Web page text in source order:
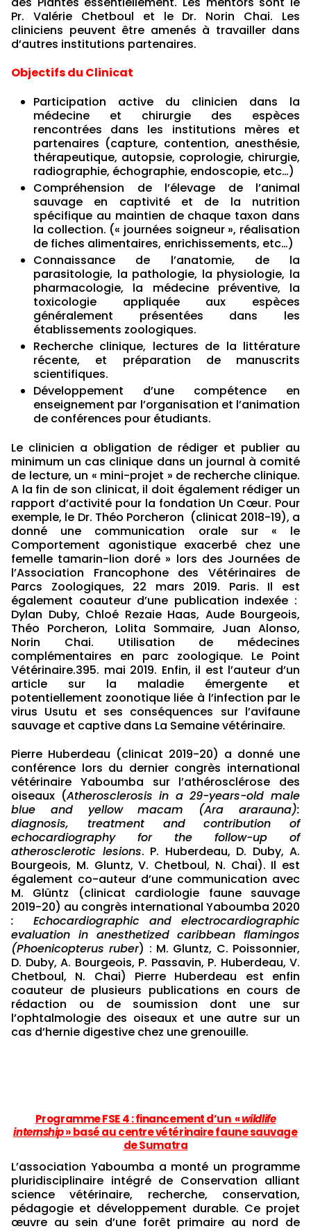
Pr. Valérie Chetboul et le Dr. Norin Chai. Les
cliniciens peuvent être amenés à travailler dans
d’autres institutions partenaires.
Objectifs du Clinicat
Participation active du clinicien dans la
médecine et chirurgie des espèces
rencontrées dans les institutions mères et
partenaires (capture, contention, anesthésie,
thérapeutique, autopsie, coprologie, chirurgie,
radiographie, échographie, endoscopie, etc…)
Compréhension de l’élevage de l’animal
sauvage en captivité et de la nutrition
spécifique au maintien de chaque taxon dans
la collection. (« journées soigneur », réalisation
de fiches alimentaires, enrichissements, etc…)
Connaissance de l’anatomie, de la
parasitologie, la pathologie, la physiologie, la
pharmacologie, la médecine préventive, la
toxicologie appliquée aux espèces
généralement présentées dans les
établissements zoologiques.
Recherche clinique, lectures de la littérature
récente, et préparation de manuscrits
scientifiques.
Développement d’une compétence en
enseignement par l’organisation et l’animation
de conférences pour étudiants.
Le clinicien a obligation de rédiger et publier au
minimum un cas clinique dans un journal à comité
de lecture, un « mini-projet » de recherche clinique.
A la fin de son clinicat, il doit également rédiger un
rapport d’activité pour la fondation Un Cœur. Pour
exemple, le Dr. Théo Porcheron (clinicat 2018-19), a
donné une communication orale sur « le
Comportement agonistique exacerbé chez une
femelle tamarin-lion doré » lors des Journées de
l’Association Francophone des Vétérinaires de
Parcs Zoologiques, 22 mars 2019. Paris. Il est
également coauteur d’une publication indexée :
Dylan Duby, Chloé Rezaie Haas, Aude Bourgeois,
Théo Porcheron, Lolita Sommaire, Juan Alonso,
Norin Chai. Utilisation de médecines
complémentaires en parc zoologique. Le Point
Vétérinaire.395. mai 2019. Enfin, il est l’auteur d’un
article sur la maladie émergente et
potentiellement zoonotique liée à l’infection par le
virus Usutu et ses conséquences sur l’avifaune
sauvage et captive dans La Semaine vétérinaire.
Pierre Huberdeau (clinicat 2019-20) a donné une
conférence lors du dernier congrès international
vétérinaire Yaboumba sur l’athérosclérose des
oiseaux (Atherosclerosis in a 29-years-old male
blue and yellow macam (Ara ararauna):
diagnosis, treatment and contribution of
echocardiography for the follow-up of
atherosclerotic lesions. P. Huberdeau, D. Duby, A.
Bourgeois, M. Gluntz, V. Chetboul, N. Chai). Il est
également co-auteur d’une communication avec
M. Glüntz (clinicat cardiologie faune sauvage
2019-20) au congrès international Yaboumba 2020
: Echocardiographic and electrocardiographic
evaluation in anesthetized caribbean flamingos
(Phoenicopterus ruber) : M. Gluntz, C. Poissonnier,
D. Duby, A. Bourgeois, P. Passavin, P. Huberdeau, V.
Chetboul, N. Chai) Pierre Huberdeau est enfin
coauteur de plusieurs publications en cours de
rédaction ou de soumission dont une sur
l’ophtalmologie des oiseaux et une autre sur un
cas d’hernie digestive chez une grenouille.
Programme FSE 4 : financement d’un «wildlife
internship» basé au centre vétérinaire faune sauvage
de Sumatra
L’association Yaboumba a monté un programme
pluridisciplinaire intégré de Conservation alliant
science vétérinaire, recherche, conservation,
pédagogie et développement durable. Ce projet
œuvre au sein d’une forêt primaire au nord de